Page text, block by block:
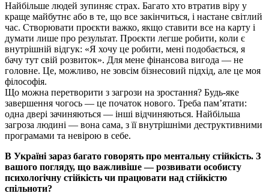
Найбільше людей зупиняє страх. Багато хто втратив віру у
краще майбутнє або в те, що все закінчиться, і настане світлий
час. Створювати проєкти важко, якщо ставити все на карту і
думати лише про результат. Проєкти легше робити, коли є
внутрішній відгук: «Я хочу це робити, мені подобається, я
бачу тут свій розвиток». Для мене фінансова вигода — не
головне. Це, можливо, не зовсім бізнесовий підхід, але це моя
філософія.
Що можна перетворити з загрози на зростання? Будь-яке
завершення чогось — це початок нового. Треба пам’ятати:
одна двері зачиняються — інші відчиняються. Найбільша
загроза людині — вона сама, з її внутрішніми деструктивними
програмами та невірою в себе.
В Україні зараз багато говорять про ментальну стійкість. З
вашого погляду, що важливіше — розвивати особисту
психологічну стійкість чи працювати над стійкістю
спільноти?